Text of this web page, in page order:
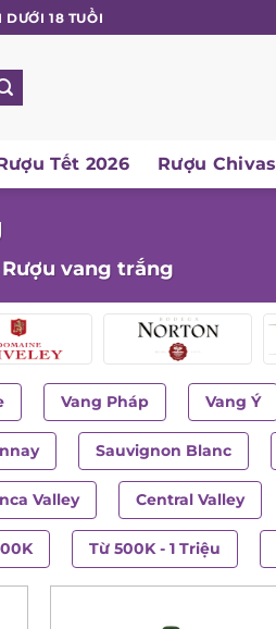
DƯỚI 18 TUỔI
Tết 2026 Rượu Chivas
Rượu vang trắng
Vang Pháp Vang Ý
Sauvignon Blanc
Valley Central Valley
Từ 500K - 1 Triệu